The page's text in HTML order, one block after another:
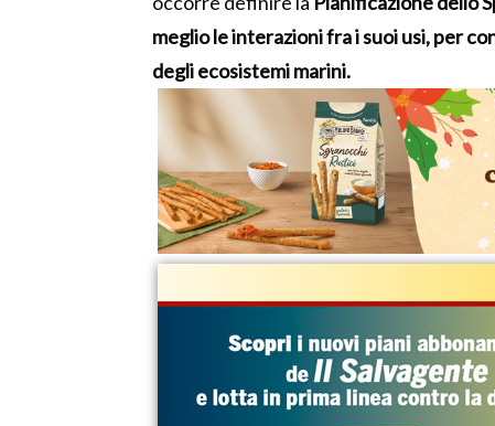
meglio le interazioni fra i suoi usi, per
degli ecosistemi marini.